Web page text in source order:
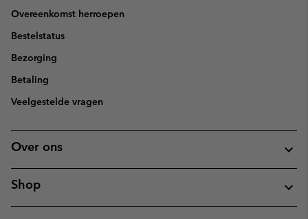
Overeenkomst herroepen
Bestelstatus
Bezorging
Betaling
Veelgestelde vragen
Over ons
Shop